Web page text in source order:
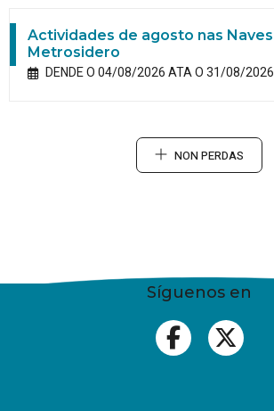
Actividades de agosto nas
Metrosidero
DENDE O 04/08/2026 ATA O 31/08/2026
NON PERDAS
Síguenos en